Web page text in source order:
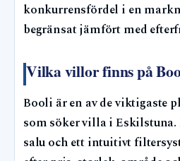
konkurrensfördel i en
begränsat jämfört med
Vilka villor finns på
Booli är en av de viktigaste
som söker villa i
salu och ett intuitivt